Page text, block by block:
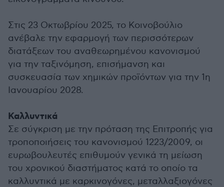
Στις 23 Οκτωβρίου 2025, το Κοινοβούλιο
ανέβαλε την εφαρμογή των περισσότερων
διατάξεων του αναθεωρημένου κανονισμού
για την ταξινόμηση, επισήμανση και
συσκευασία των χημικών προϊόντων για την 1η
Ιανουαρίου 2028.
Καλλυντικά
Σε σύγκριση με την πρόταση της Επιτροπής για
τροποποιήσεις του κανονισμού 1223/2009, οι
ευρωβουλευτές επιθυμούν γενικά τη μείωση
του χρονικού διαστήματος κατά το οποίο τα
καλλυντικά με καρκινογόνες, μεταλλαξιογόνες